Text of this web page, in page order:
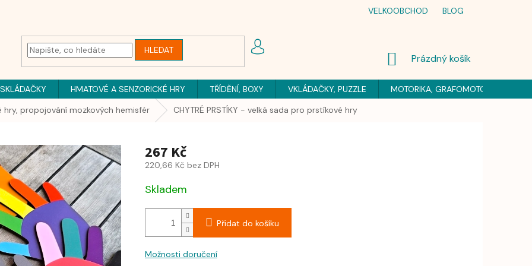
VELKOOBCHOD BLOG
HLEDAT
NÁKUPNÍ
Prázdný košík
HMATOVÉ A SENZORICKÉ HRY TŘÍDĚNÍ, BOXY VKLÁDAČKY, PUZZLE MOTORIKA, GRAFOMOTORIKA
hry, propojování mozkových hemisfér
CHYTRÉ PRSTÍKY - velká sada pro prstíkové hry
267 Kč
220,66 Kč bez DPH
Skladem
Přidat do košíku
Možnosti doručení